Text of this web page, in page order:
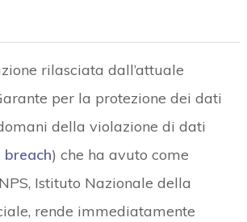
rilasciata dall’attuale
per la protezione dei dati
della violazione di dati
) che ha avuto come
Istituto Nazionale della
rende immediatamente